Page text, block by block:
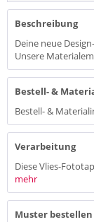
Beschreibung
Deine neue
Unsere
Bestell- &
Bestell- &
Verarbeitung
Diese Vlies-
mehr
Muster bestellen